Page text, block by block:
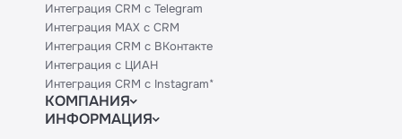
Интеграция CRM с Telegram
Интеграция MAX с CRM
Интеграция CRM с ВКонтакте
Интеграция с ЦИАН
Интеграция CRM с Instagram*
КОМПАНИЯ
Блог
ИНФОРМАЦИЯ